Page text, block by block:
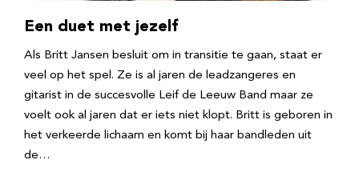
Een duet met jezelf
Als Britt Jansen besluit om in transitie te gaan, staat er
veel op het spel. Ze is al jaren de leadzangeres en
gitarist in de succesvolle Leif de Leeuw Band maar ze
voelt ook al jaren dat er iets niet klopt. Britt is geboren in
het verkeerde lichaam en komt bij haar bandleden uit
de…